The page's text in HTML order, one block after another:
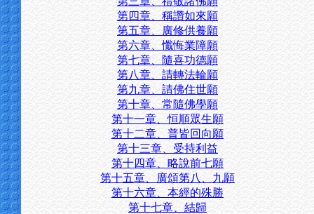
第四章、稱讚如來願
第五章、廣修供養願
第六章、懺悔業障願
第七章、隨喜功德願
第八章、請轉法輪願
第九章、請佛住世願
第十章、常隨佛學願
第十一章、恒順眾生願
第十二章、普皆回向願
第十三章、受持利益
第十四章、略說前七願
第十五章、廣頌第八、九願
第十六章、本經的殊勝
第十七章、結歸